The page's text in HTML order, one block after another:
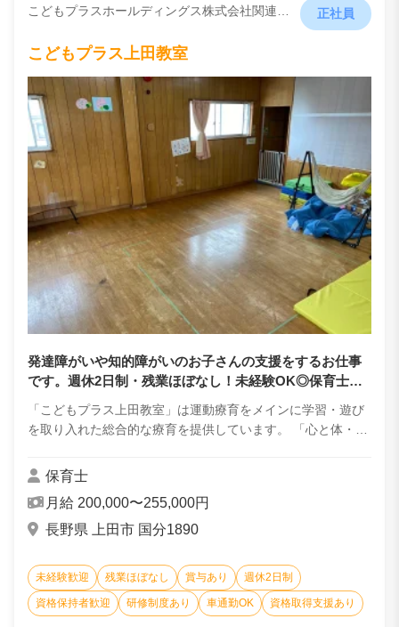
未経験歓迎 残業ほぼなし 賞与あり 週休2日制
資格保持者歓迎 研修制度あり 車通勤OK 資格取得支援あり
こどもプラスホールディングス株式会社関連会社 （就労支援型放課後デイサービス株式会社） 正社員
こどもプラス上田教室
発達障がいや知的障がいのお子さんの支援をするお仕事
です。週休2日制・残業ほぼなし！未経験OK◎保育士と
して活躍しませんか？
「こどもプラス上田教室」は運動療育をメインに学習・遊び
を取り入れた総合的な療育を提供しています。 「心と体・脳
お子様の成長と発達を促すことを一番に...
保育士
月給 200,000〜255,000円
長野県 上田市 国分1890